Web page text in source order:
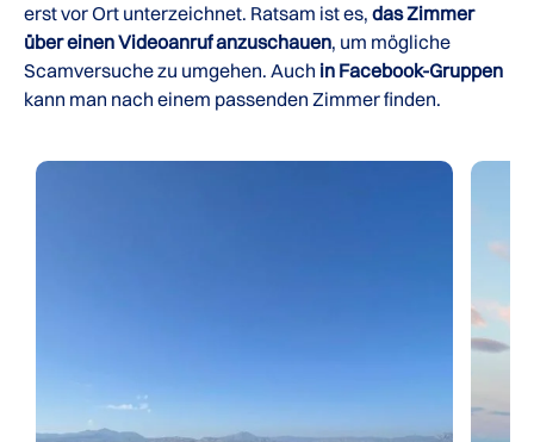
erst vor Ort unterzeichnet. Ratsam ist es, das Zimmer
über einen Videoanruf anzuschauen, um mögliche
Scamversuche zu umgehen. Auch in Facebook-Gruppen
kann man nach einem passenden Zimmer finden.